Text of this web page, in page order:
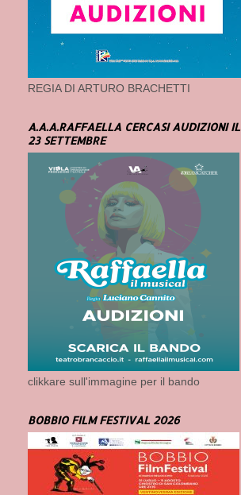
REGIA DI ARTURO BRACHETTI
A.A.A.RAFFAELLA CERCASI AUDIZIONI IL
23 SETTEMBRE
clikkare sull'immagine per il bando
BOBBIO FILM FESTIVAL 2026